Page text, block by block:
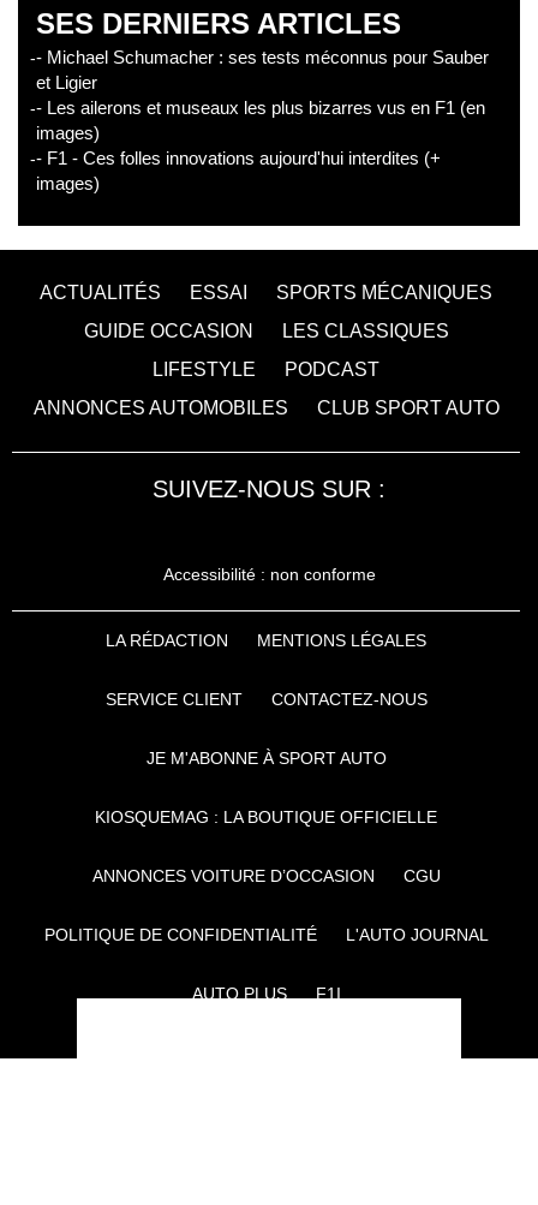
SES DERNIERS ARTICLES
- Michael Schumacher : ses tests méconnus pour Sauber
et Ligier
- Les ailerons et museaux les plus bizarres vus en F1 (en
images)
- F1 - Ces folles innovations aujourd'hui interdites (+
images)
ACTUALITÉS ESSAI
SPORTS MÉCANIQUES
GUIDE OCCASION
LES CLASSIQUES
LIFESTYLE
PODCAST
ANNONCES AUTOMOBILES
CLUB SPORT AUTO
SUIVEZ-NOUS SUR :
Accessibilité : non conforme
LA RÉDACTION MENTIONS LÉGALES
SERVICE CLIENT CONTACTEZ-NOUS
JE M'ABONNE À SPORT AUTO
KIOSQUEMAG : LA BOUTIQUE OFFICIELLE
ANNONCES VOITURE D’OCCASION CGU
POLITIQUE DE CONFIDENTIALITÉ L'AUTO JOURNAL
AUTO PLUS F1I